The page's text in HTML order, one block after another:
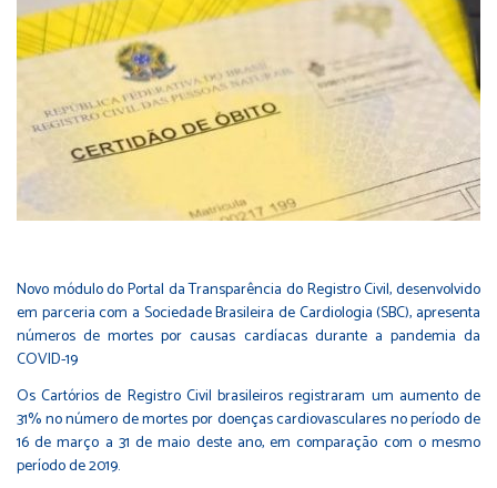
Novo módulo do Portal da Transparência do Registro Civil, desenvolvido
em parceria com a Sociedade Brasileira de Cardiologia (SBC), apresenta
números de mortes por causas cardíacas durante a pandemia da
COVID-19
Os Cartórios de Registro Civil brasileiros registraram um aumento de
31% no número de mortes por doenças cardiovasculares no período de
16 de março a 31 de maio deste ano, em comparação com o mesmo
período de 2019.